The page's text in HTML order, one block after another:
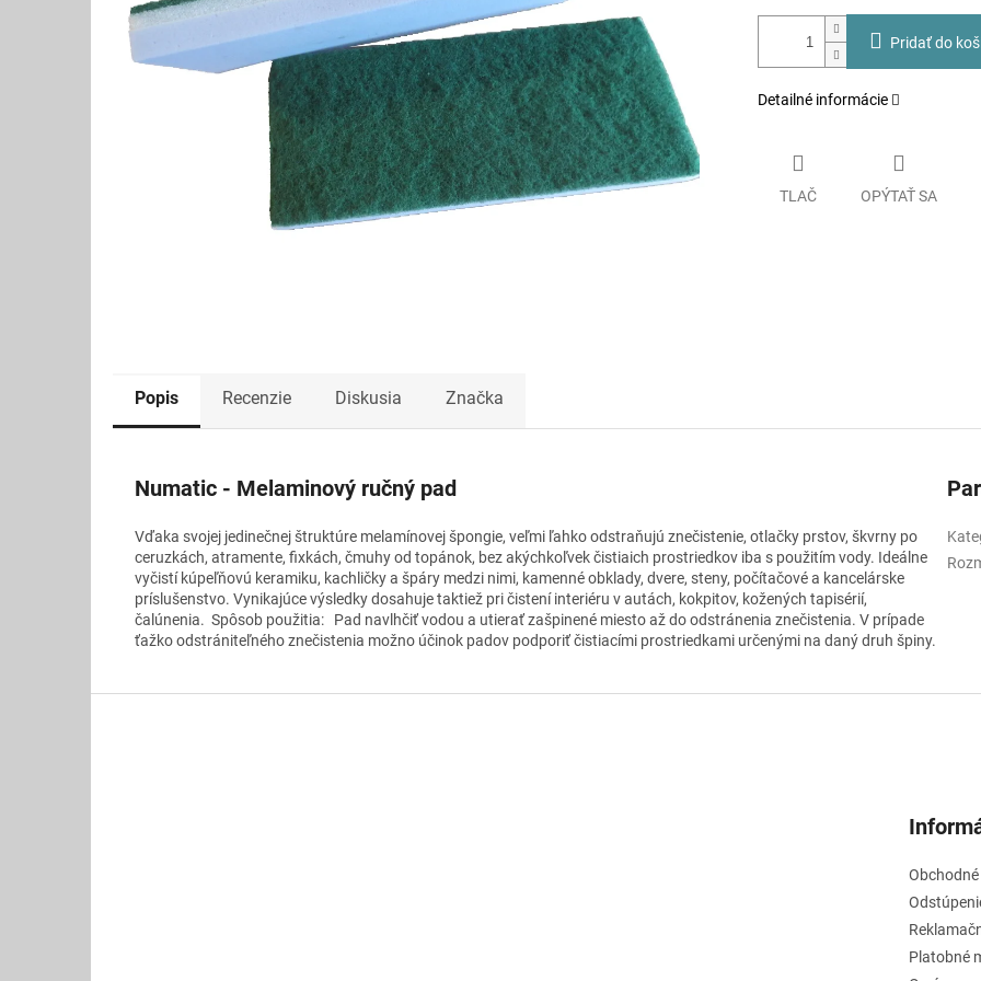
Pridať do
Detailné informácie
TLAČ OPÝTAŤ SA
Popis Recenzie Diskusia Značka
Numatic - Melaminový ručný pad
Vďaka svojej jedinečnej štruktúre melamínovej špongie, veľmi ľahko odstraňujú znečistenie, otlačky prstov, škvrny po
ceruzkách, atramente, fixkách, čmuhy od topánok, bez akýchkoľvek čistiaich prostriedkov iba s použitím vody. Ideálne
vyčistí kúpeľňovú keramiku, kachličky a špáry medzi nimi, kamenné obklady, dvere, steny, počítačové a kancelárske
príslušenstvo. Vynikajúce výsledky dosahuje taktiež pri čistení interiéru v autách, kokpitov, kožených tapisérií,
čalúnenia. Spôsob použitia: Pad navlhčiť vodou a utierať zašpinené miesto až do odstránenia znečistenia. V prípade
ťažko odstrániteľného znečistenia možno účinok padov podporiť čistiacími prostriedkami určenými na daný druh špiny.
Platobné